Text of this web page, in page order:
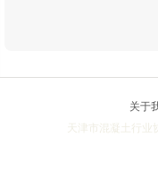
关于
天津市混凝土行